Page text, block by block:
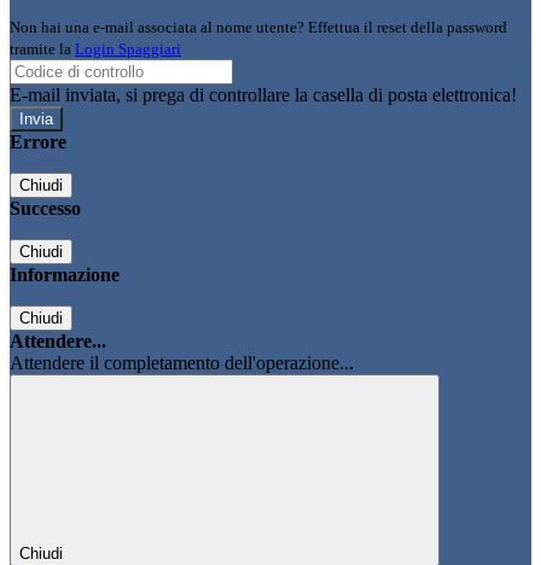
Non hai una e-mail associata al nome utente? Effettua il reset della password
tramite la Login Spaggiari
E-mail inviata, si prega di controllare la casella di posta elettronica!
Errore
Chiudi
Successo
Chiudi
Informazione
Chiudi
Attendere...
Attendere il completamento dell'operazione...
Chiudi